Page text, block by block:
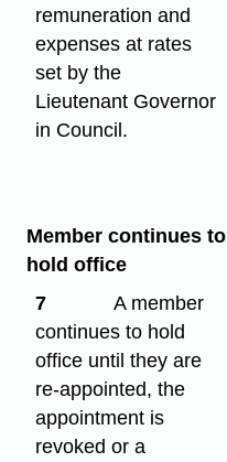
remuneration and
expenses at rates
set by the
Lieutenant Governor
in Council.
Member continues to
hold office
7
A member
continues to hold
office until they are
re-appointed, the
appointment is
revoked or a